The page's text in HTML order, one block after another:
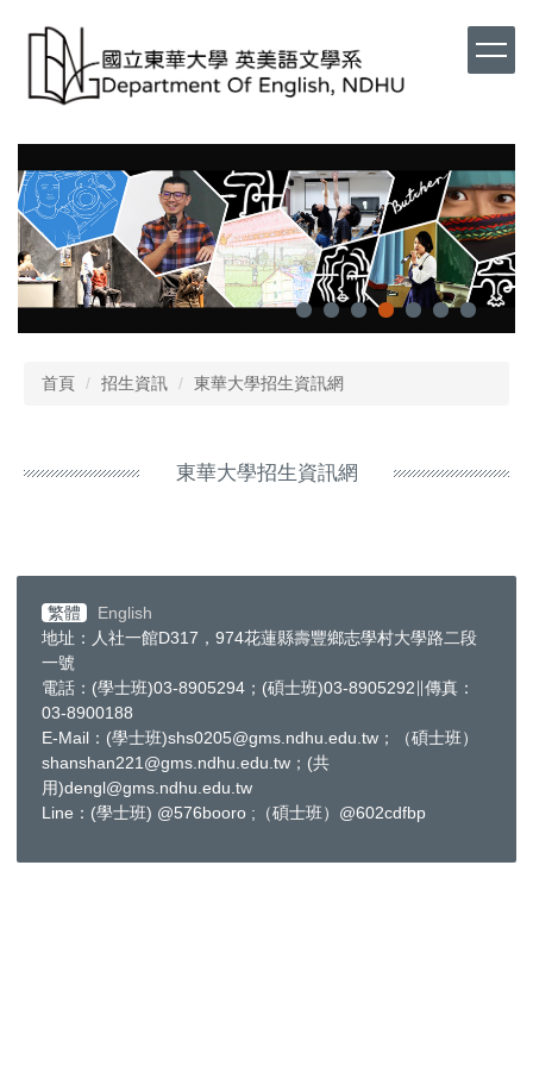
首頁 招生資訊 東華大學招生資訊網
東華大學招生資訊網
繁體
English
地址：人社一館D317，974花蓮縣壽豐鄉志學村大學路二段
一號
電話：(學士班)03-8905294；(碩士班)03-8905292∥傳真：
03-8900188
E-Mail：(學士班)shs0205@gms.ndhu.edu.tw；（碩士班）
shanshan221@gms.ndhu.edu.tw；(共
用)dengl@gms.ndhu.edu.tw
Line：(學士班) @576booro ;（碩士班）@602cdfbp